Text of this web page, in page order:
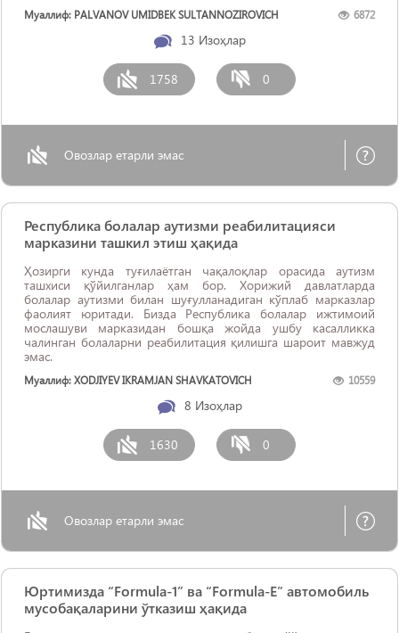
Муаллиф: PALVANOV UMIDBEK SULTANNOZIROVICH 6872
13 Изоҳлар
1758 0
Овозлар етарли эмас
Республика болалар аутизми реабилитацияси
марказини ташкил этиш ҳақида
Ҳозирги кунда туғилаётган чақалоқлар орасида аутизм
ташхиси қўйилганлар ҳам бор. Хорижий давлатларда
болалар аутизми билан шуғулланадиган кўплаб марказлар
фаолият юритади. Бизда Республика болалар ижтимоий
мослашуви марказидан бошқа жойда ушбу касалликка
чалинган болаларни реабилитация қилишга шароит мавжуд
эмас.
Муаллиф: XODJIYEV IKRAMJAN SHAVKATOVICH 10559
8 Изоҳлар
1630 0
Овозлар етарли эмас
Юртимизда “Formula-1” ва “Formula-E” автомобиль
мусобақаларини ўтказиш ҳақида